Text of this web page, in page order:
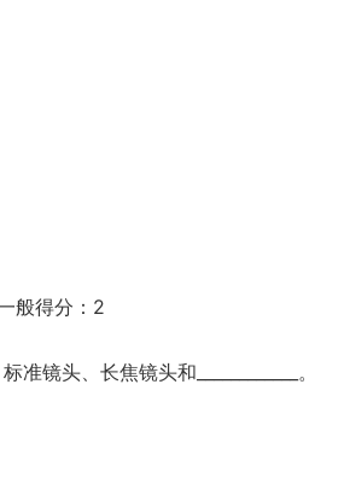
般得分：2
镜头、长焦镜头和____________。